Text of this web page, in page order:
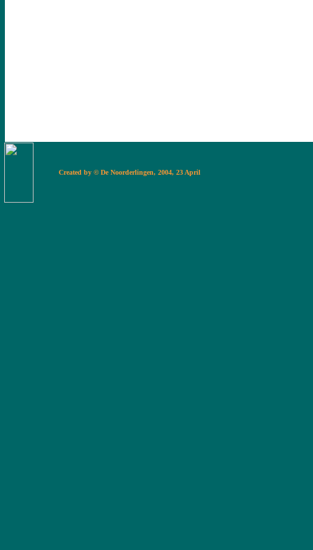
Created by © De Noorderlingen, 2004, 23 April